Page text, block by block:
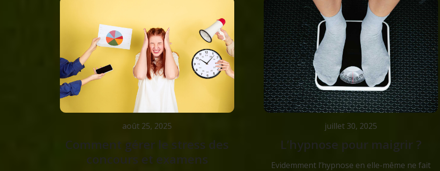
août 25, 2025
Comment gérer le stress des
concours et examens
juillet 30, 2025
L’hypnose pour maigrir ?
Evidemment l’hypnose en elle-même ne fait